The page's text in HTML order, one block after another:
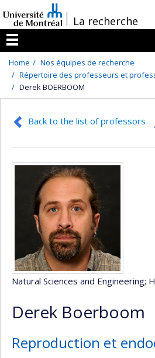
au
contenu
/La recherche
Menu
Home
Nos équipes de recherche
Répertoire des professeurs et
Derek BOERBOOM
Back to the list of professors
Natural Sciences and Engineering;
Derek Boerboom
Reproduction et